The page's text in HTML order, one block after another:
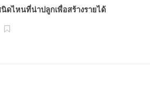
ดไหนที่น่าปลูกเพื่อสร้างรายได้